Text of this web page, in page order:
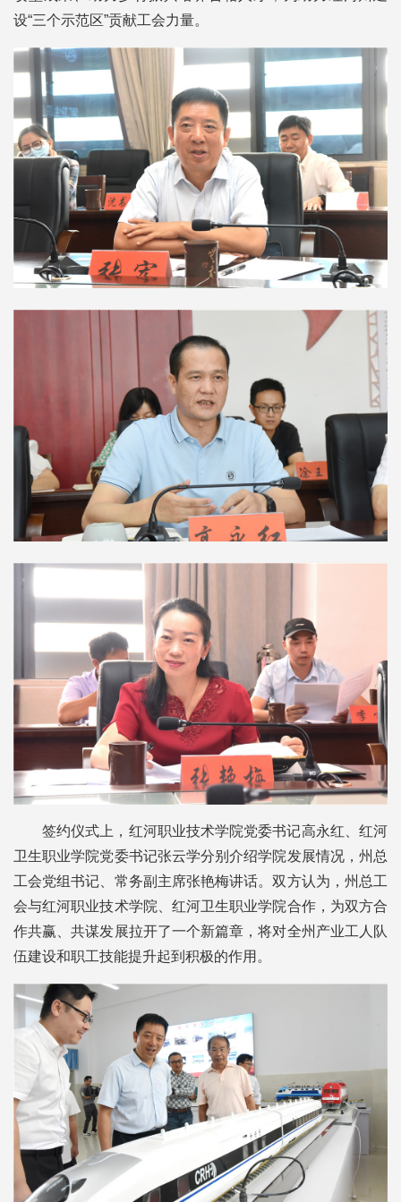
设“三个示范区”贡献工会力量。
签约仪式上，红河职业技术学院党委书记高永红、红河
卫生职业学院党委书记张云学分别介绍学院发展情况，州总
工会党组书记、常务副主席张艳梅讲话。双方认为，州总工
会与红河职业技术学院、红河卫生职业学院合作，为双方合
作共赢、共谋发展拉开了一个新篇章，将对全州产业工人队
伍建设和职工技能提升起到积极的作用。